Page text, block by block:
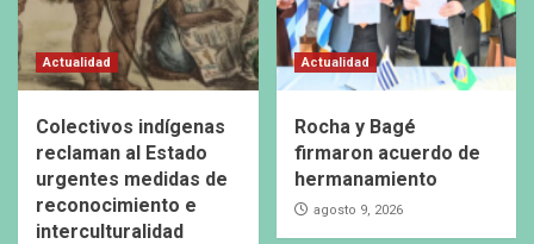
Actualidad
Colectivos indígenas
reclaman al Estado
urgentes medidas de
reconocimiento e
interculturalidad
Actualidad
Rocha y Bagé
firmaron acuerdo de
hermanamiento
agosto 9, 2026